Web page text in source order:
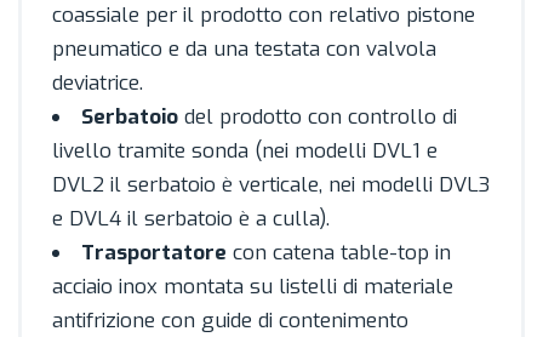
coassiale per il prodotto con relativo pistone
pneumatico e da una testata con valvola
deviatrice.
Serbatoio del prodotto con controllo di
livello tramite sonda (nei modelli DVL1 e
DVL2 il serbatoio è verticale, nei modelli DVL3
e DVL4 il serbatoio è a culla).
Trasportatore con catena table-top in
acciaio inox montata su listelli di materiale
antifrizione con guide di contenimento